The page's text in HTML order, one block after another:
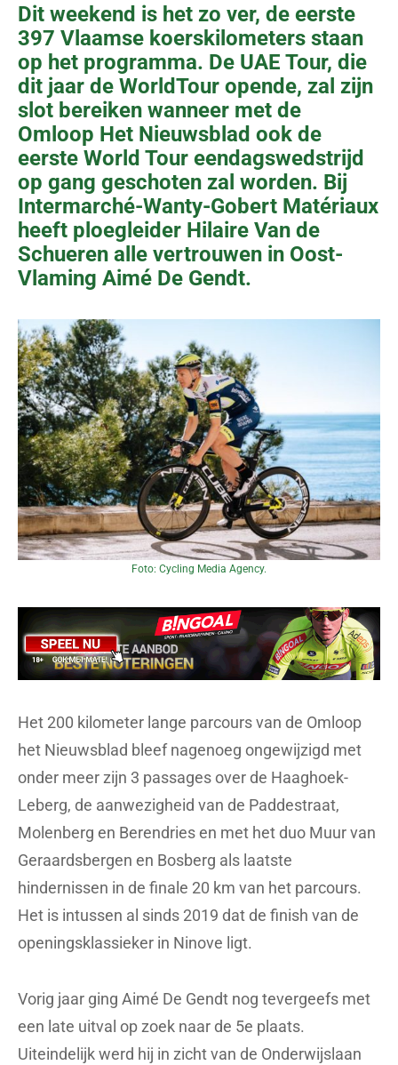
Dit weekend is het zo ver, de eerste
397 Vlaamse koerskilometers staan
op het programma. De UAE Tour, die
dit jaar de WorldTour opende, zal zijn
slot bereiken wanneer met de
Omloop Het Nieuwsblad ook de
eerste World Tour eendagswedstrijd
op gang geschoten zal worden. Bij
Intermarché-Wanty-Gobert Matériaux
heeft ploegleider Hilaire Van de
Schueren alle vertrouwen in Oost-
Vlaming Aimé De Gendt.
Foto: Cycling Media Agency.
Het 200 kilometer lange parcours van de Omloop
het Nieuwsblad bleef nagenoeg ongewijzigd met
onder meer zijn 3 passages over de Haaghoek-
Leberg, de aanwezigheid van de Paddestraat,
Molenberg en Berendries en met het duo Muur van
Geraardsbergen en Bosberg als laatste
hindernissen in de finale 20 km van het parcours.
Het is intussen al sinds 2019 dat de finish van de
openingsklassieker in Ninove ligt.
Vorig jaar ging Aimé De Gendt nog tevergeefs met
een late uitval op zoek naar de 5e plaats.
Uiteindelijk werd hij in zicht van de Onderwijslaan